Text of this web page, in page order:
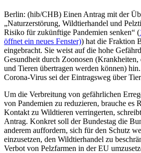
Berlin: (hib/CHB) Einen Antrag mit der
„Naturzerstörung, Wildtierhandel und
Risiko für zukünftige Pandemien senken“ (
öffnet ein neues Fenster)) hat die Fraktion
eingebracht. Sie weist auf die hohe
Gesundheit durch Zoonosen (Krankheiten,
und Tieren übertragen werden können)
Corona-Virus sei der Eintragsweg über
Um die Verbreitung von gefährlichen
von Pandemien zu reduzieren, brauche es
Kontakt zu Wildtieren verringerten,
Antrag. Konkret soll der Bundestag die
anderem auffordern, sich für den Schutz
einzusetzen, den Wildtierhandel zu
Verbot von Pelzfarmen in der EU